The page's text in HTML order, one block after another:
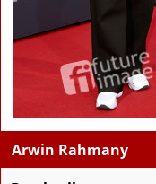
Arwin Rahmany